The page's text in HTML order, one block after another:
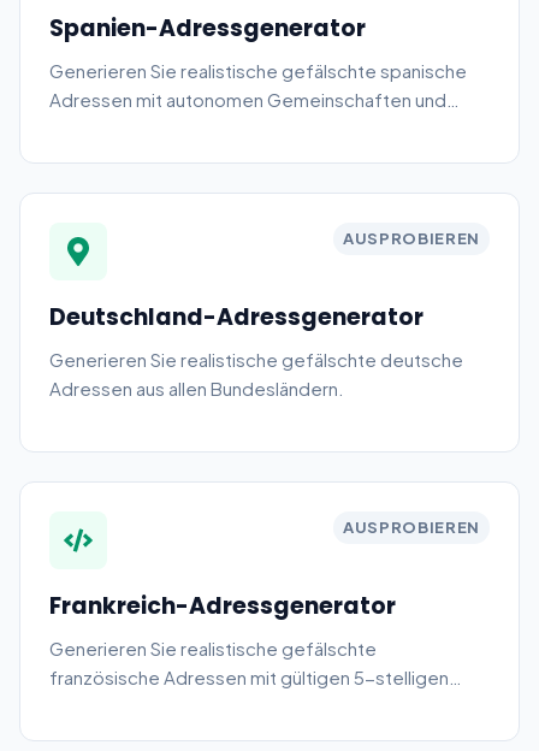
Spanien-Adressgenerator
Generieren Sie realistische gefälschte spanische
Adressen mit autonomen Gemeinschaften und
AUSPROBIEREN
Deutschland-Adressgenerator
Generieren Sie realistische gefälschte deutsche
Adressen aus allen Bundesländern.
AUSPROBIEREN
Frankreich-Adressgenerator
Generieren Sie realistische gefälschte
französische Adressen mit gültigen 5-stelligen
Regionen Frankreichs abgedeckt.